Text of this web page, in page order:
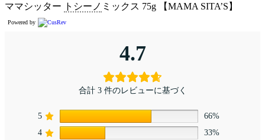
ママシッター
トシーノ ミックス 75g 【MAMA SITA’S】
Powered by
4.7
合計 3 件のレビューに基づく
5
66%
4
33%